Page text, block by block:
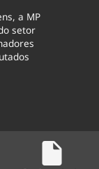
a MP
setor